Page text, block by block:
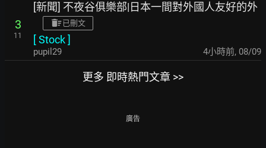
3
11
[新聞] 不夜谷俱樂部|日本一間對外國人友好的外
已刪文
[Stock]
pupil29 4小時前, 08/09
更多 即時熱門文章 >>
廣告